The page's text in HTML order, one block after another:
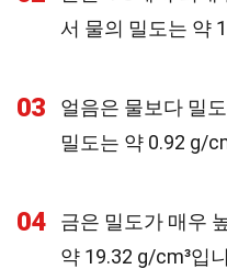
서 물의 밀도는 약
03
얼음은 물보다 밀
밀도는 약 0.92 g/
04
금은 밀도가 매우
약 19.32 g/cm³입